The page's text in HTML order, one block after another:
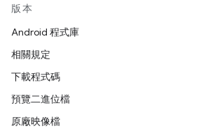
版本
Android 程式庫
相關規定
下載程式碼
預覽二進位檔
原廠映像檔